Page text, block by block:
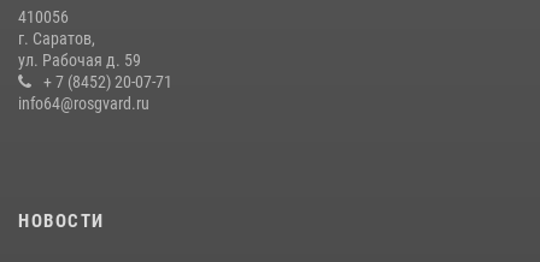
В Саратове командир СОБР «Волкодав» и ветеран
спецподразделения МВД провели совместный урок мужества для
семей сотрудников Росгвардии.
05 августа 2026, 12:55
07 августа 2026, 11:35
410056
г. Саратов,
ул. Рабочая д. 59
+ 7 (8452) 20-07-71
info64@rosgvard.ru
НОВОСТИ